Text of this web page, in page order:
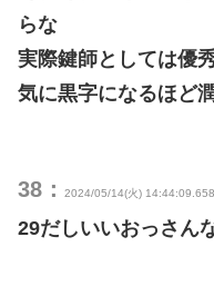
らな
実際鍵師としては優
気に黒字になるほど
38： 2024/05/14(火) 14:44:09.658
29だしいいおっさん